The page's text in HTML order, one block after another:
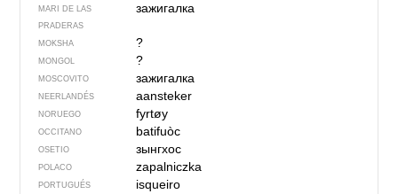
MARI DE LAS
PRADERAS
зажигалка
MOKSHA ?
MONGOL ?
MOSCOVITO зажигалка
NEERLANDÉS aansteker
NORUEGO fyrtøy
OCCITANO batifuòc
OSETIO зынгхос
POLACO zapalniczka
PORTUGUÉS isqueiro